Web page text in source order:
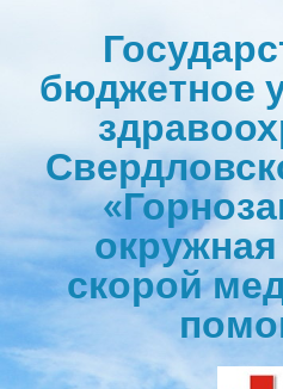
содержимому
бюджетное
скорой